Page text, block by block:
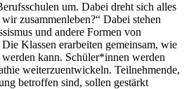
um. Dabei dreht sich alles
zusammenleben?“ Dabei stehen
und andere Formen von
Klassen erarbeiten gemeinsam, wie
kann. Schüler*innen werden
weiterzuentwickeln. Teilnehmende,
betroffen sind, sollen gestärkt